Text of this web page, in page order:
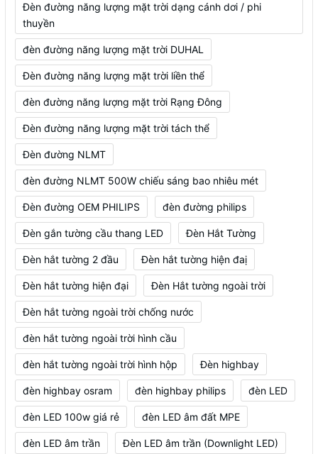
Đèn đường năng lượng mặt trời dạng cánh dơi / phi
thuyền
đèn đường năng lượng mặt trời DUHAL
Đèn đường năng lượng mặt trời liền thể
đèn đường năng lượng mặt trời Rạng Đông
Đèn đường năng lượng mặt trời tách thể
Đèn đường NLMT
đèn đường NLMT 500W chiếu sáng bao nhiêu mét
Đèn đường OEM PHILIPS đèn đường philips
Đèn gắn tường cầu thang LED Đèn Hắt Tường
Đèn hắt tường 2 đầu Đèn hắt tường hiện đaị
Đèn hắt tường hiện đại Đèn Hắt tường ngoài trời
Đèn hắt tường ngoài trời chống nước
đèn hắt tường ngoài trời hình cầu
đèn hắt tường ngoài trời hình hộp Đèn highbay
đèn highbay osram đèn highbay philips đèn LED
đèn LED 100w giá rẻ đèn LED âm đất MPE
đèn LED âm trần Đèn LED âm trần (Downlight LED)